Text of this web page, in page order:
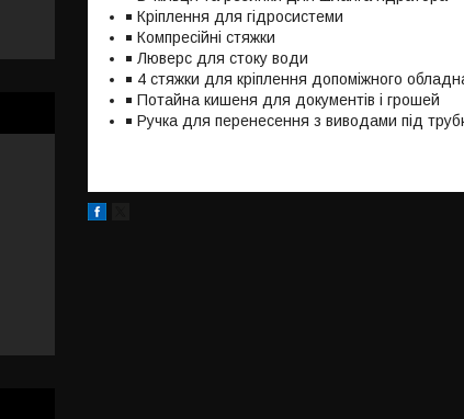
Кріплення для гідросистеми
Компресійні стяжки
Люверс для стоку води
4 стяжки для кріплення допоміжного
Потайна кишеня для документів і грошей
Ручка для перенесення з виводами під